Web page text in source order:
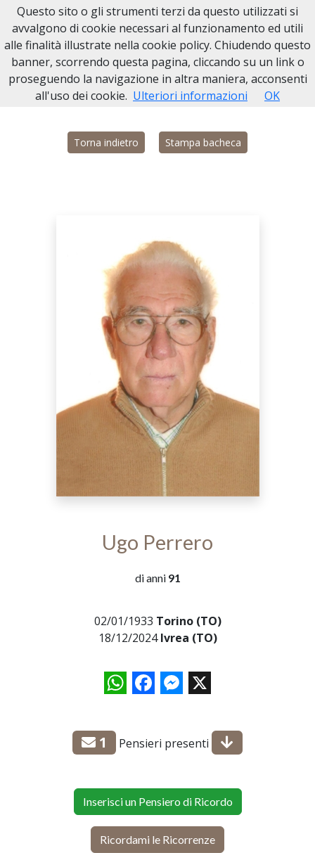
Necrologi Leinì
Home Italia TO Leinì Ugo Perrero
Torna indietro Stampa bacheca
Ugo Perrero
di anni 91
02/01/1933 Torino (TO)
18/12/2024Ivrea (TO)
WhatsAppFacebookMessenger
X
1 Pensieri presenti
Inserisci un Pensiero di Ricordo
Ricordami le Ricorrenze
Questo sito o gli strumenti terzi da questo utilizzati si
avvalgono di cookie necessari al funzionamento ed utili
alle finalità illustrate nella cookie policy. Chiudendo questo
banner, scorrendo questa pagina, cliccando su un link o
proseguendo la navigazione in altra maniera, acconsenti
all'uso dei cookie. Ulteriori informazioni OK